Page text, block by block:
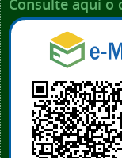
Consulte aqui o